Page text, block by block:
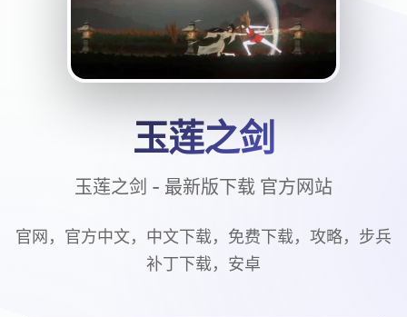
玉莲之剑
玉莲之剑 - 最新版下载 官方网站
官网，官方中文，中文下载，免费下载，攻略，步兵
补丁下载，安卓